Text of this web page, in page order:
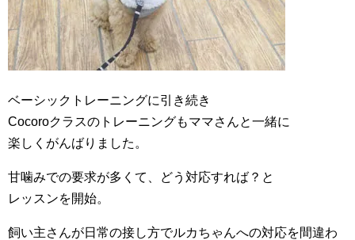
ベーシックトレーニングに引き続き
Cocoroクラスのトレーニングもママさんと一緒に
楽しくがんばりました。
甘噛みでの要求が多くて、どう対応すれば？と
レッスンを開始。
飼い主さんが日常の接し方でルカちゃんへの対応を間違わ